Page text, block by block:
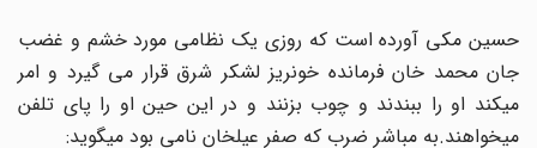
حسین مکی آورده است که روزی یک نظامی مورد خشم و غضب
جان محمد خان فرمانده خونریز لشکر شرق قرار می گیرد و امر
میکند او را ببندند و چوب بزنند و در این حین او را پای تلفن
میخواهند.به مباشر ضرب که صفر عیلخان نامی بود میگوید: